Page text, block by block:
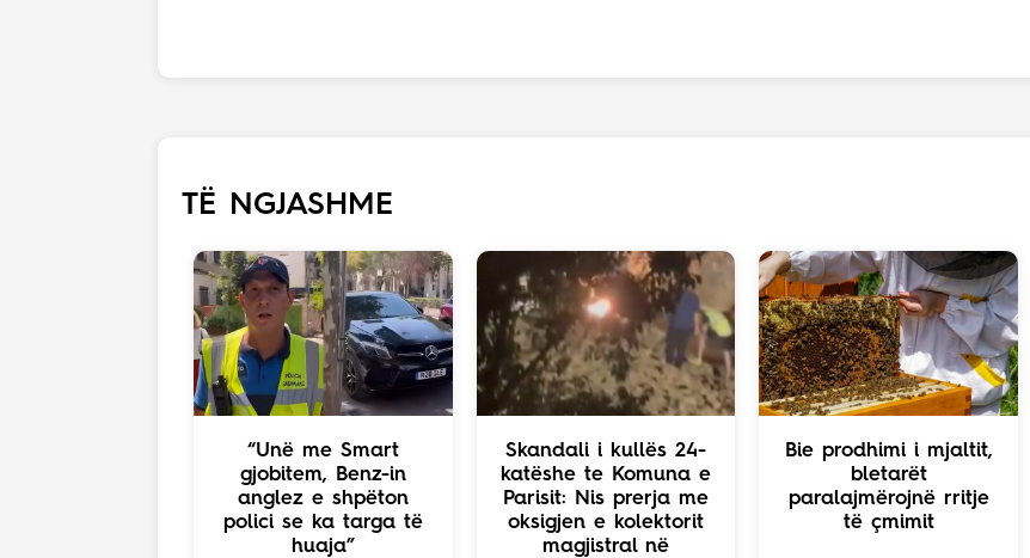
TË NGJASHME
“Unë me Smart
gjobitem, Benz-in
anglez e shpëton
polici se ka targa të
huaja”
Skandali i kullës 24-
katëshe te Komuna e
Parisit: Nis prerja me
oksigjen e kolektorit
magjistral në
Bie prodhimi i mjaltit,
bletarët
paralajmërojnë rritje
të çmimit